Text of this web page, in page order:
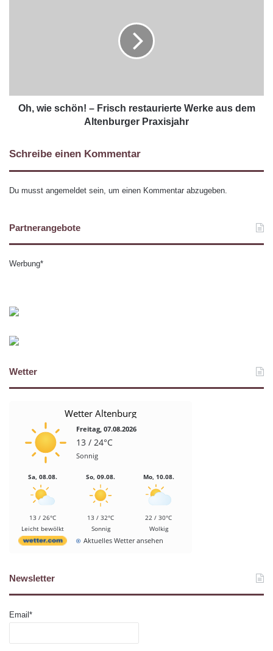
Oh, wie schön! – Frisch restaurierte Werke aus dem
Altenburger Praxisjahr
Schreibe einen Kommentar
Du musst angemeldet sein, um einen Kommentar abzugeben.
Partnerangebote
Werbung*
Wetter
Wetter Altenburg
Freitag, 07.08.2026
13 / 24°C
Sonnig
Sa, 08.08.
13 / 26°C
Leicht bewölkt
So, 09.08.
13 / 32°C
Sonnig
Mo, 10.08.
22 / 30°C
Wolkig
Aktuelles Wetter ansehen
Newsletter
Email*